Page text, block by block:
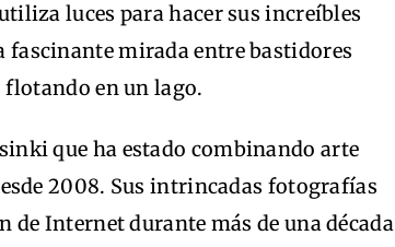
luces para hacer sus increíbles
fascinante mirada entre bastidores
flotando en un lago.
que ha estado combinando arte
2008. Sus intrincadas fotografías
Internet durante más de una década